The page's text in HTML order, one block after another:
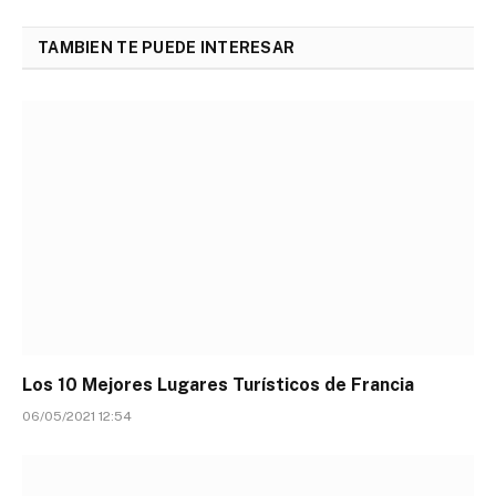
TAMBIEN TE PUEDE INTERESAR
Los 10 Mejores Lugares Turísticos de Francia
06/05/2021 12:54